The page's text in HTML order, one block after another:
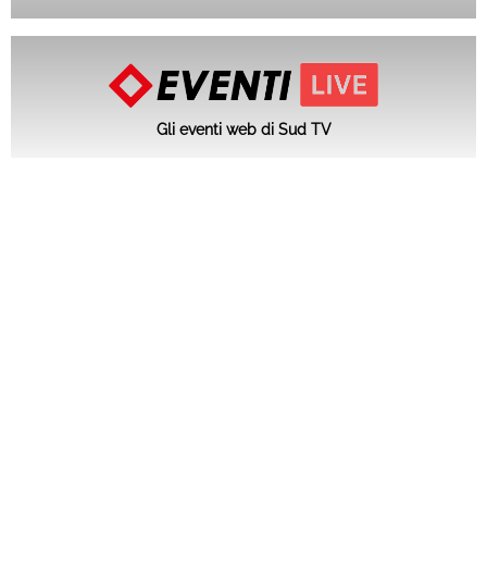
Gli eventi web di Sud TV